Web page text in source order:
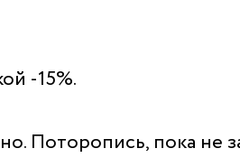
-15%.
Поторопись, пока не